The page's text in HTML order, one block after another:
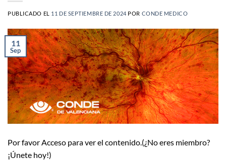
PUBLICADO EL 11 DE SEPTIEMBRE DE 2024POR CONDE MEDICO
11
Sep
Por favor Acceso para ver el contenido.(¿No eres miembro?
¡Únete hoy!)